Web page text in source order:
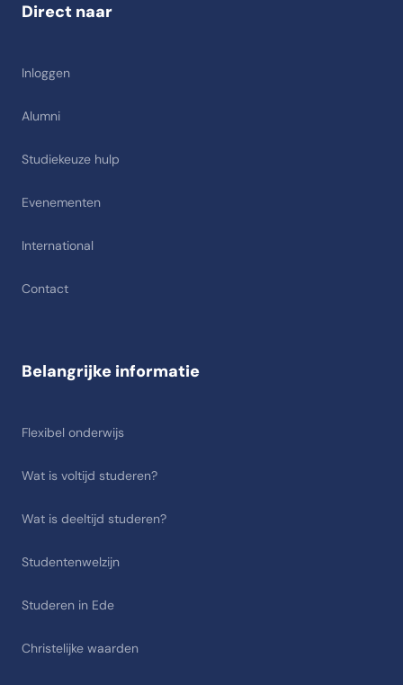
Direct naar
Inloggen
Alumni
Studiekeuze hulp
Evenementen
International
Contact
Belangrijke informatie
Flexibel onderwijs
Wat is voltijd studeren?
Wat is deeltijd studeren?
Studentenwelzijn
Studeren in Ede
Christelijke waarden